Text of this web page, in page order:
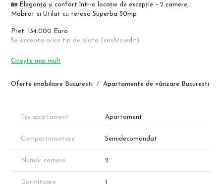
Oferte imobiliare Bucuresti Apartamente de vânzare Bucuresti
🏡 Eleganță și confort într-o locație de excepție – 2 camere,
Mobilat si Utilat cu terasa Superba 50mp
Pret: 134.000 Euro
Se accepta orice tip de plata (cash/credit)
Un apartament primitor, unde confortul și accesibilitatea se
spatiu util generos si intimitate. Terasa este locul perfect pentru
Apartament 2 camere | Mobilat & Utilat Premium | Titan -
Pallady, Sector 3
🏢 Bloc finalizat în 2020 | 65.8 mp utili | terasa de 50mp si balcon
de 5mp
Citește mai mult
Tip apartament Apartament
Compartimentare Semidecomandat
Număr camere 2
Dormitoare 1